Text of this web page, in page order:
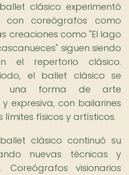
clásico experimentó
coreógrafos como
creaciones como "El lago
siguen siendo
el repertorio clásico.
el ballet clásico se
una forma de arte
expresiva, con bailarines
físicos y artísticos.
clásico continuó su
nuevas técnicas y
visionarios